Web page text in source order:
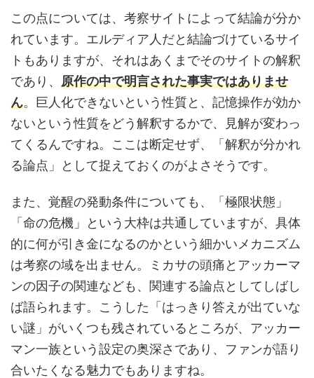
この点については、考察サイトによって結論が分か
れています。エルディア人だと結論づけているサイ
トもありますが、それはあくまでそのサイトの解釈
であり、 原作の中で明言された事実ではありませ
ん。巨人化できないという性質と、記憶操作が効か
ないという性質をどう解釈するかで、見解が変わっ
てくるんですね。ここは断定せず、「解釈が分かれ
る論点」として捉えておくのがよさそうです。
また、覚醒の発動条件についても、「極限状態」
「命の危機」という大枠は共通していますが、具体
的に何が引き金になるのかという細かいメカニズム
は考察の域を出ません。ミカサの頭痛とアッカーマ
ンの因子の関連なども、関連する論点としてしばし
ば語られます。こうした「はっきり答えが出ていな
い謎」がいくつも残されているところが、アッカー
マン一族という設定の奥深さであり、ファンが語り
合いたくなる魅力でもありますね。